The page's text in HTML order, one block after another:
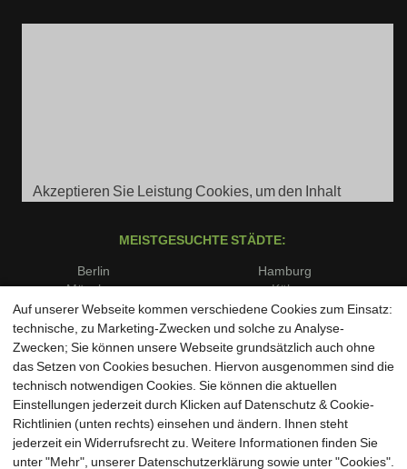
Akzeptieren Sie Leistung Cookies, um den Inhalt
MEISTGESUCHTE STÄDTE:
Berlin
München
Frankfurt am Main
Düsseldorf
Essen
Dresden
Hannover
Duisburg
Wuppertal
Bonn
Hamburg
Köln
Stuttgart
Dortmund
Bremen
Leipzig
Nürnberg
Bochum
Bielefeld
Auf unserer Webseite kommen verschiedene Cookies zum Einsatz:
technische, zu Marketing-Zwecken und solche zu Analyse-
Zwecken; Sie können unsere Webseite grundsätzlich auch ohne
das Setzen von Cookies besuchen. Hiervon ausgenommen sind die
technisch notwendigen Cookies. Sie können die aktuellen
Einstellungen jederzeit durch Klicken auf Datenschutz & Cookie-
Richtlinien (unten rechts) einsehen und ändern. Ihnen steht
jederzeit ein Widerrufsrecht zu. Weitere Informationen finden Sie
unter "Mehr", unserer Datenschutzerklärung sowie unter "Cookies".